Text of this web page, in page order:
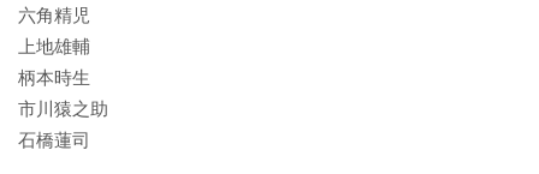
六角精児
上地雄輔
柄本時生
市川猿之助
石橋蓮司